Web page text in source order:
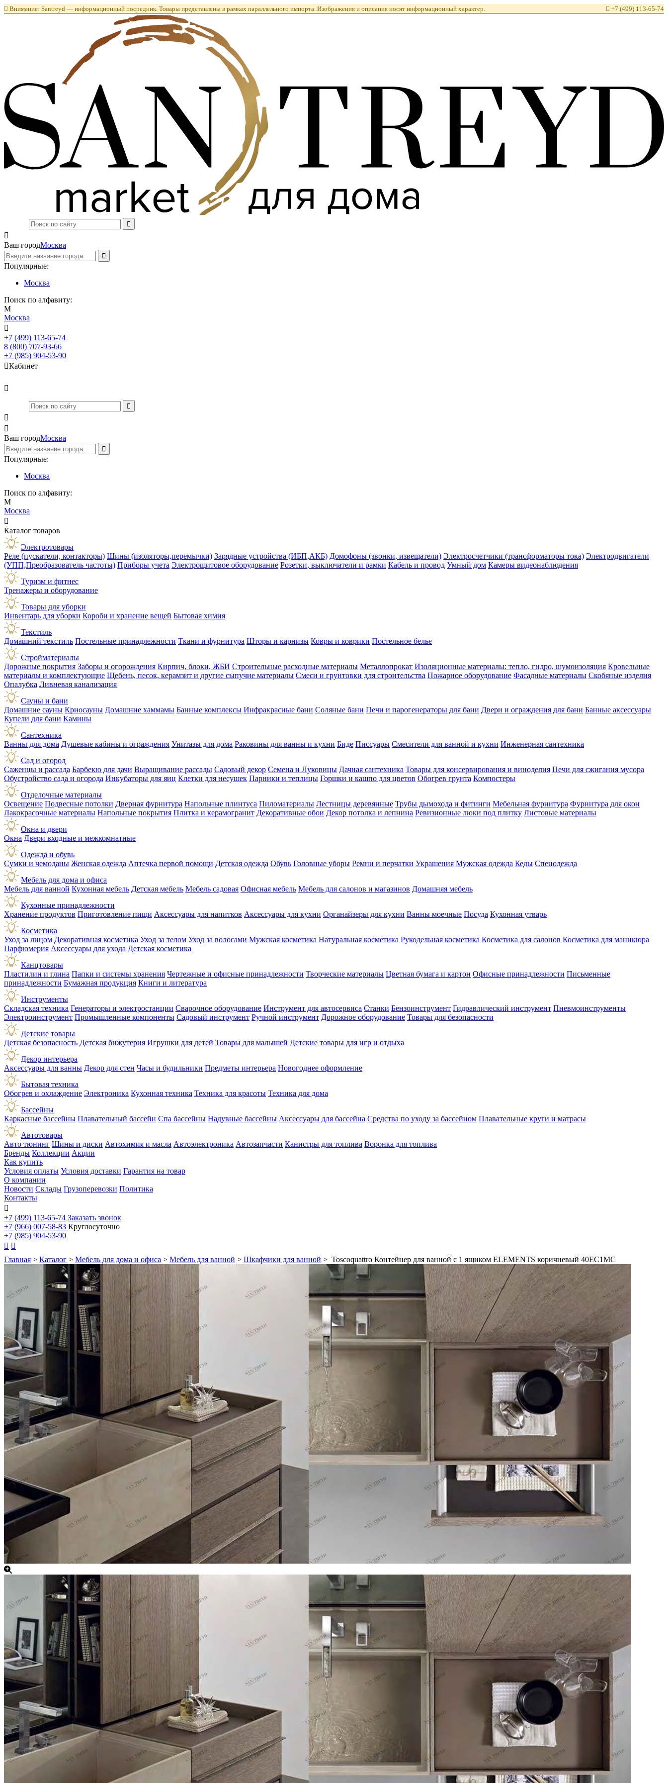
 Внимание: Santreyd — информационный посредник. Товары представлены в рамках параллельного импорта. Изображения и описания носят информационный характер.  +7 (499) 113-65-74

Ваш городМосква
Популярные:
Москва
Поиск по алфавиту:
М
Москва

+7 (499) 113-65-74
8 (800) 707-93-66
+7 (985) 904-53-90
Кабинет



Ваш городМосква
Популярные:
Москва
Поиск по алфавиту:
М
Москва

Каталог товаров
Электротовары
Реле (пускатели, контакторы) Шины (изоляторы,перемычки) Зарядные устройства (ИБП,АКБ) Домофоны (звонки, извещатели) Электросчетчики (трансформаторы тока) Электродвигатели
(УПП,Преобразователь частоты) Приборы учета Электрощитовое оборудование Розетки, выключатели и рамки Кабель и провод Умный дом Камеры видеонаблюдения
Туризм и фитнес
Тренажеры и оборудование
Товары для уборки
Инвентарь для уборки Короби и хранение вещей Бытовая химия
Текстиль
Домашний текстиль Постельные принадлежности Ткани и фурнитура Шторы и карнизы Ковры и коврики Постельное белье
Стройматериалы
Дорожные покрытия Заборы и огорождения Кирпич, блоки, ЖБИ Строительные расходные материалы Металлопрокат Изоляционные материалы: тепло, гидро, шумоизоляция Кровельные
материалы и комплектующие Щебень, песок, керамзит и другие сыпучие материалы Смеси и грунтовки для строительства Пожарное оборудование Фасадные материалы Скобяные изделия
Опалубка Ливневая канализация
Сауны и бани
Домашние сауны Криосауны Домашние хаммамы Банные комплексы Инфракрасные бани Соляные бани Печи и парогенераторы для бани Двери и ограждения для бани Банные аксессуары
Купели для бани Камины
Сантехника
Ванны для дома Душевые кабины и ограждения Унитазы для дома Раковины для ванны и кухни Биде Писсуары Смесители для ванной и кухни Инженерная сантехника
Сад и огород
Саженцы и рассада Барбекю для дачи Выращивание рассады Садовый декор Семена и Луковицы Дачная сантехника Товары для консервирования и виноделия Печи для сжигания мусора
Обустройство сада и огорода Инкубаторы для яиц Клетки для несушек Парники и теплицы Горшки и кашпо для цветов Обогрев грунта Компостеры
Отделочные материалы
Освещение Подвесные потолки Дверная фурнитура Напольные плинтуса Пиломатериалы Лестницы деревянные Трубы дымохода и фитинги Мебельная фурнитура Фурнитура для окон
Лакокрасочные материалы Напольные покрытия Плитка и керамогранит Декоративные обои Декор потолка и лепнина Ревизионные люки под плитку Листовые материалы
Окна и двери
Окна Двери входные и межкомнатные
Одежда и обувь
Сумки и чемоданы Женская одежда Аптечка первой помощи Детская одежда Обувь Головные уборы Ремни и перчатки Украшения Мужская одежда Кеды Спецодежда
Мебель для дома и офиса
Мебель для ванной Кухонная мебель Детская мебель Мебель садовая Офисная мебель Мебель для салонов и магазинов Домашняя мебель
Кухонные принадлежности
Хранение продуктов Приготовление пищи Аксессуары для напитков Аксессуары для кухни Органайзеры для кухни Ванны моечные Посуда Кухонная утварь
Косметика
Уход за лицом Декоративная косметика Уход за телом Уход за волосами Мужская косметика Натуральная косметика Рукодельная косметика Косметика для салонов Косметика для маникюра
Парфюмерия Аксессуары для ухода Детская косметика
Канцтовары
Пластилин и глина Папки и системы хранения Чертежные и офисные принадлежности Творческие материалы Цветная бумага и картон Офисные принадлежности Письменные
принадлежности Бумажная продукция Книги и литература
Инструменты
Складская техника Генераторы и электростанции Сварочное оборудование Инструмент для автосервиса Станки Бензоинструмент Гидравлический инструмент Пневмоинструменты
Электроинструмент Промышленные компоненты Садовый инструмент Ручной инструмент Дорожное оборудование Товары для безопасности
Детские товары
Детская безопасность Детская бижутерия Игрушки для детей Товары для малышей Детские товары для игр и отдыха
Декор интерьера
Аксессуары для ванны Декор для стен Часы и будильники Предметы интерьера Новогоднее оформление
Бытовая техника
Обогрев и охлаждение Электроника Кухонная техника Техника для красоты Техника для дома
Бассейны
Каркасные бассейны Плавательный бассейн Спа бассейны Надувные бассейны Аксессуары для бассейна Средства по уходу за бассейном Плавательные круги и матрасы
Автотовары
Авто тюнинг Шины и диски Автохимия и масла Автоэлектроника Автозапчасти Канистры для топлива Воронка для топлива
Бренды Коллекции Акции
Как купить
Условия оплаты Условия доставки Гарантия на товар
О компании
Новости Склады Грузоперевозки Политика
Контакты

+7 (499) 113-65-74 Заказать звонок
+7 (966) 007-58-83 Круглосуточно
+7 (985) 904-53-90
 
Главная > Каталог > Мебель для дома и офиса > Мебель для ванной > Шкафчики для ванной > Toscoquattro Контейнер для ванной с 1 ящиком ELEMENTS коричневый 40EC1MC